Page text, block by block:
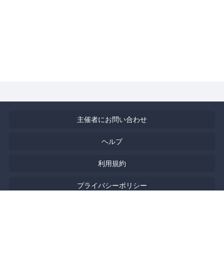
主催者にお問い合わせ
ヘルプ
利用規約
プライバシーポリシー